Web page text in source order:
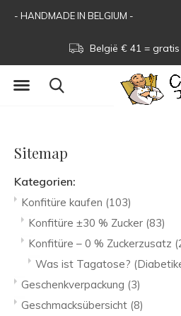
België € 41 =
- HANDMADE IN BELGIUM -
Sitemap
Kategorien:
Konfitüre kaufen (103)
Konfitüre ±30 % Zucker (83)
Konfitüre – 0 % Zuckerzusatz
Was ist Tagatose?
Geschenkverpackung (3)
Geschmacksübersicht (8)